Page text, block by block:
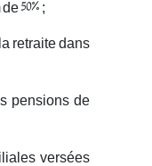
50% ;
retraite dans
pensions de
versées